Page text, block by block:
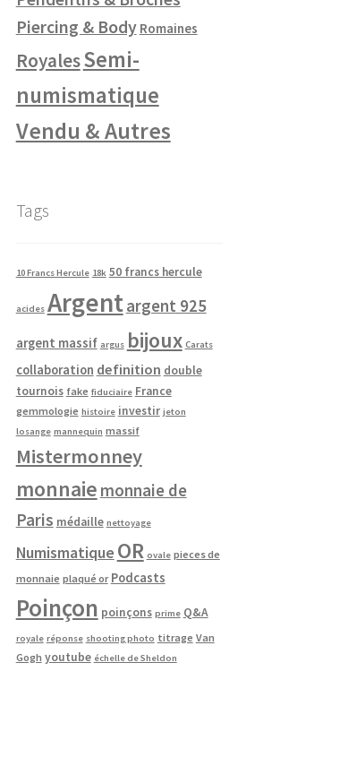
Piercing & Body Romaines
RoyalesSemi-
numismatique
Vendu & Autres
Tags
10 Francs Hercule 18k 50 francs hercule
acides Argentargent 925
argent massif argus bijoux Carats
collaboration definition double
tournois fake fiduciaire France
gemmologie histoire investir jeton
losange mannequin massif
Mistermonney
monnaie monnaie de
Paris médaille nettoyage
Numismatique OR ovale pieces de
monnaie plaqué or Podcasts
Poinçon poinçons prime Q&A
royale réponse shooting photo titrage Van
Gogh youtube échelle de Sheldon